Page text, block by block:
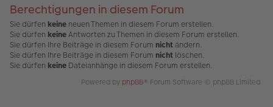
Berechtigungen in diesem Forum
Sie dürfen keine neuen Themen in diesem Forum erstellen.
Sie dürfen keineAntworten zu Themen in diesem Forum erstellen.
Sie dürfen Ihre Beiträge in diesem Forum nicht ändern.
Sie dürfen Ihre Beiträge in diesem Forum nicht löschen.
Sie dürfen keine Dateianhänge in diesem Forum erstellen.
Powered by phpBB® Forum Software © phpBB Limited